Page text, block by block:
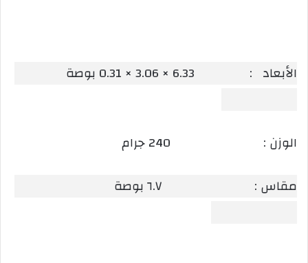
الأبعاد : 6.33 × 3.06 × 0.31 بوصة
الوزن : 240 جرام
مقاس : ٦.٧ بوصة